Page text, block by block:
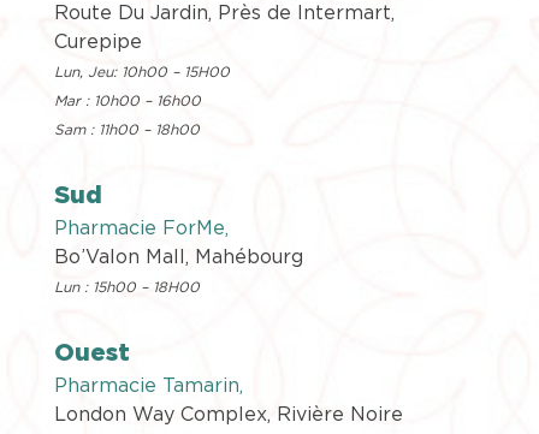
Route Du Jardin, Près de Intermart,
Curepipe
Lun, Jeu: 10h00 – 15H00
Mar : 10h00 – 16h00
Sam : 11h00 – 18h00
Sud
Pharmacie ForMe,
Bo’Valon Mall, Mahébourg
Lun : 15h00 – 18H00
Ouest
Pharmacie Tamarin,
London Way Complex, Rivière Noire